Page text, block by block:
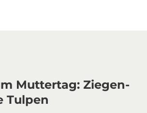
Muttertag: Ziegen-
Tulpen